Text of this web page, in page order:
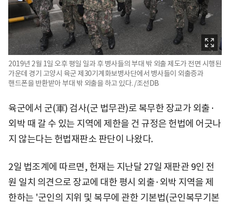
2019년 2월 1일 오후 평일 일과 후 병사들의 부대 밖 외출 제도가 전면 시행된
가운데 경기 고양시 육군 제30기계화보병사단에서 병사들이 외출증과
핸드폰을 반환받아 부대 밖 외출을 하고 있다. /조선DB
육군에서 군(軍) 검사(군 법무관)로 복무한 장교가 외출·
외박 때 갈 수 있는 지역에 제한을 건 규정은 헌법에 어긋나
지 않는다는 헌법재판소 판단이 나왔다.
2일 법조계에 따르면, 헌재는 지난달 27일 재판관 9인 전
원 일치 의견으로 장교에 대한 평시 외출·외박 지역을 제
한하는 '군인의 지위 및 복무에 관한 기본법(군인복무기본